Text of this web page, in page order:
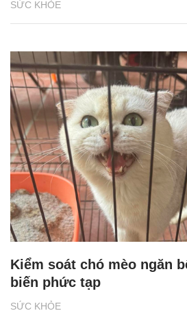
SỨC KHỎE
SỨC KHỎE
Kiểm soát chó mèo ngăn
biến phức tạp